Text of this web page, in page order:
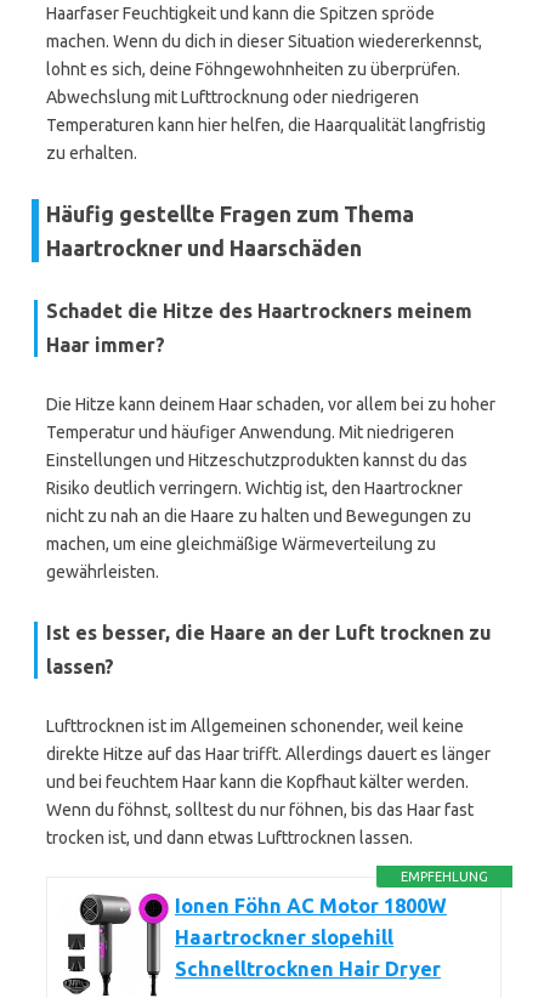
Haarfaser Feuchtigkeit und kann die Spitzen spröde
machen. Wenn du dich in dieser Situation wiedererkennst,
lohnt es sich, deine Föhngewohnheiten zu überprüfen.
Abwechslung mit Lufttrocknung oder niedrigeren
Temperaturen kann hier helfen, die Haarqualität langfristig
zu erhalten.
Häufig gestellte Fragen zum Thema
Haartrockner und Haarschäden
Schadet die Hitze des Haartrockners meinem
Haar immer?
Die Hitze kann deinem Haar schaden, vor allem bei zu hoher
Temperatur und häufiger Anwendung. Mit niedrigeren
Einstellungen und Hitze­schutz­produkten kannst du das
Risiko deutlich verringern. Wichtig ist, den Haartrockner
nicht zu nah an die Haare zu halten und Bewegungen zu
machen, um eine gleichmäßige Wärmeverteilung zu
gewährleisten.
Ist es besser, die Haare an der Luft trocknen zu
lassen?
Lufttrocknen ist im Allgemeinen schonender, weil keine
direkte Hitze auf das Haar trifft. Allerdings dauert es länger
und bei feuchtem Haar kann die Kopfhaut kälter werden.
Wenn du föhnst, solltest du nur föhnen, bis das Haar fast
trocken ist, und dann etwas Lufttrocknen lassen.
EMPFEHLUNG
Ionen Föhn AC Motor 1800W
Haartrockner slopehill
Schnelltrocknen Hair Dryer